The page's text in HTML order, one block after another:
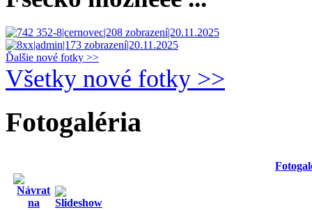
Ďalšie nové fotky >>
Všetky nové fotky >>
Fotogaléria